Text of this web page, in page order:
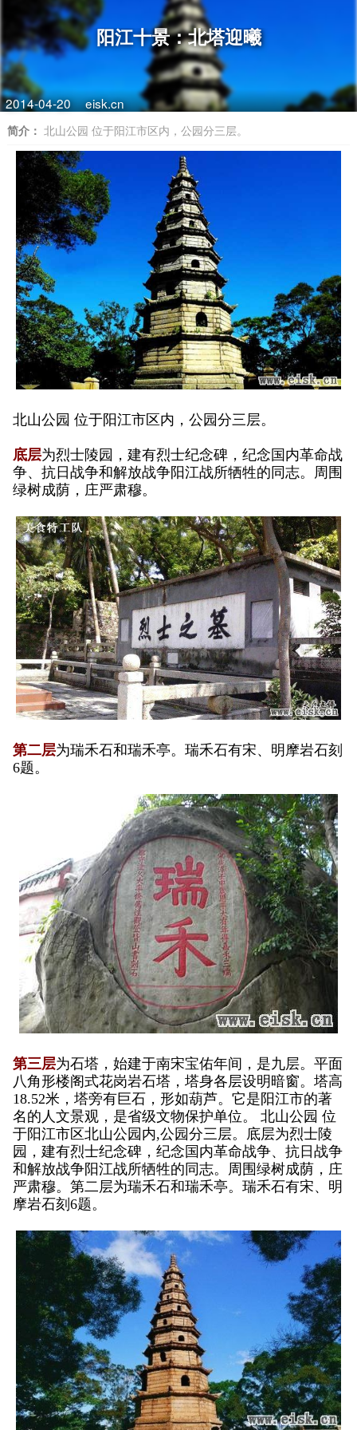
阳江十景：北塔迎曦
2014-04-20 eisk.cn
简介： 北山公园 位于阳江市区内，公园分三层。
北山公园 位于阳江市区内，公园分三层。
底层为烈士陵园，建有烈士纪念碑，纪念国内革命战
争、抗日战争和解放战争阳江战所牺牲的同志。周围
绿树成荫，庄严肃穆。
第二层为瑞禾石和瑞禾亭。瑞禾石有宋、明摩岩石刻
6题。
第三层为石塔，始建于南宋宝佑年间，是九层。平面
八角形楼阁式花岗岩石塔，塔身各层设明暗窗。塔高
18.52米，塔旁有巨石，形如葫芦。它是阳江市的著
名的人文景观，是省级文物保护单位。 北山公园 位
于阳江市区北山公园内,公园分三层。底层为烈士陵
园，建有烈士纪念碑，纪念国内革命战争、抗日战争
和解放战争阳江战所牺牲的同志。周围绿树成荫，庄
严肃穆。第二层为瑞禾石和瑞禾亭。瑞禾石有宋、明
摩岩石刻6题。